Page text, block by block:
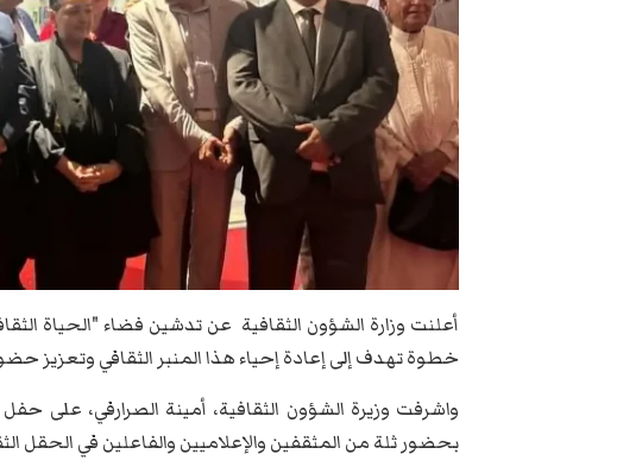
أعلنت وزارة الشؤون الثقافية عن تدشين فضاء "الحياة
خطوة تهدف إلى إعادة إحياء هذا المنبر الثقافي وتعزيز
بحضور ثلة من المثقفين والإعلاميين والفاعلين في الحقل